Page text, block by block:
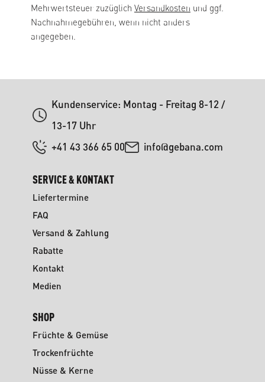
Mehrwertsteuer zuzüglich Versandkosten und ggf.
Nachnahmegebühren, wenn nicht anders
angegeben.
Kundenservice: Montag - Freitag 8-12 /
13-17 Uhr
+41 43 366 65 00
info@gebana.com
SERVICE & KONTAKT
Liefertermine
FAQ
Versand & Zahlung
Rabatte
Kontakt
Medien
SHOP
Früchte & Gemüse
Trockenfrüchte
Nüsse & Kerne